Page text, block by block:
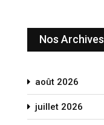
Nos Archives
août 2026
juillet 2026